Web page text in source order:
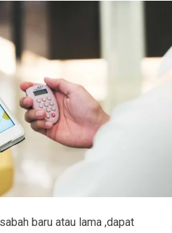
baru atau lama ,dapat